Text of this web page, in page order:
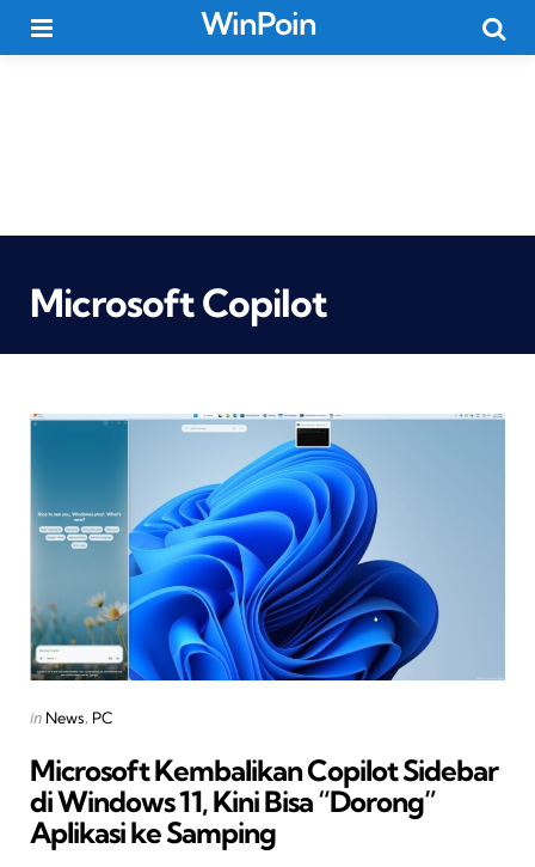
WinPoin
Microsoft Copilot
Categories
Posted
in News PC
Microsoft Kembalikan Copilot Sidebar
di Windows 11, Kini Bisa “Dorong”
Aplikasi ke Samping